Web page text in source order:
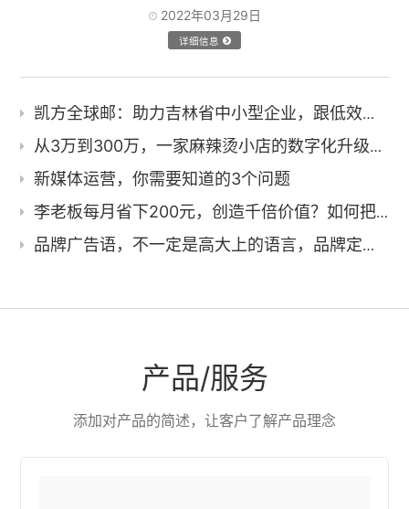
2022年03月29日
详细信息
凯方全球邮：助力吉林省中小型企业，跟低效沟通说再见
从3万到300万，一家麻辣烫小店的数字化升级，该如何做？
新媒体运营，你需要知道的3个问题
李老板每月省下200元，创造千倍价值？如何把省钱玩到极致？
品牌广告语，不一定是高大上的语言，品牌定位最重要，如何定位？
产品/服务
添加对产品的简述，让客户了解产品理念